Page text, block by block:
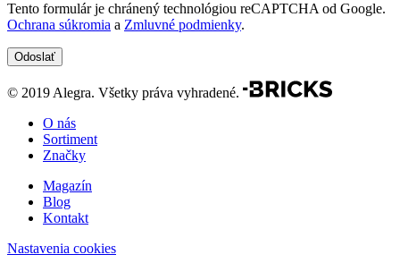
Tento formulár je chránený technológiou reCAPTCHA od Google.
Ochrana súkromia a Zmluvné podmienky.
© 2019 Alegra. Všetky práva vyhradené.
O nás
Sortiment
Značky
Magazín
Blog
Kontakt
Nastavenia cookies